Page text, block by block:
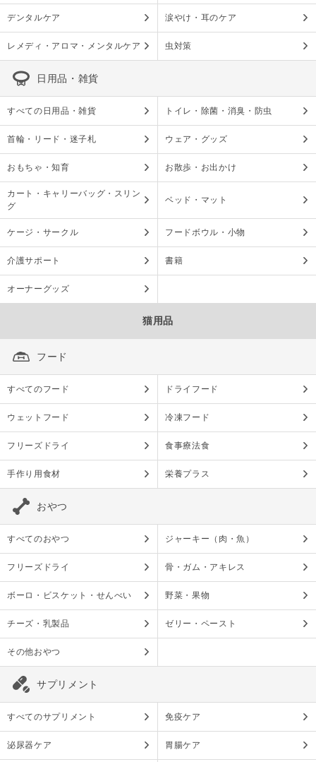
デンタルケア 涙やけ・耳のケア
レメディ・アロマ・メンタルケア 虫対策
日用品・雑貨
すべての日用品・雑貨 トイレ・除菌・消臭・防虫
首輪・リード・迷子札 ウェア・グッズ
おもちゃ・知育 お散歩・お出かけ
カート・キャリーバッグ・スリン
グ
ベッド・マット
ケージ・サークル フードボウル・小物
介護サポート 書籍
オーナーグッズ
猫用品
フード
すべてのフード ドライフード
ウェットフード 冷凍フード
フリーズドライ 食事療法食
手作り用食材 栄養プラス
おやつ
すべてのおやつ ジャーキー（肉・魚）
フリーズドライ 骨・ガム・アキレス
ボーロ・ビスケット・せんべい 野菜・果物
チーズ・乳製品 ゼリー・ペースト
その他おやつ
サプリメント
すべてのサプリメント 免疫ケア
泌尿器ケア 胃腸ケア